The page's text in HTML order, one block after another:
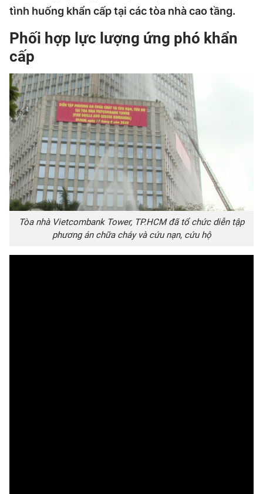
tình huống khẩn cấp tại các tòa nhà cao tầng.
Phối hợp lực lượng ứng phó khẩn
cấp
Tòa nhà Vietcombank Tower, TP.HCM đã tổ chức diễn tập
phương án chữa cháy và cứu nạn, cứu hộ